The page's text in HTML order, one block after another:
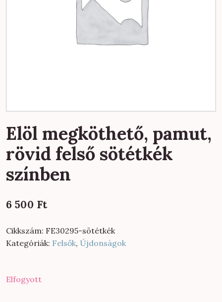
Elöl megköthető, pamut,
rövid felső sötétkék
színben
6 500 Ft
Cikkszám: FE30295-sötétkék
Kategóriák: Felsők, Újdonságok
Elfogyott